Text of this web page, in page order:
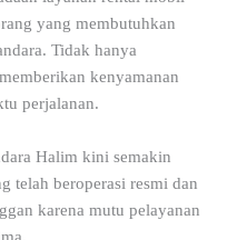
yang membutuhkan
Tidak hanya
kenyamanan
perjalanan.
Halim kini semakin
telah beroperasi resmi dan
karena mutu pelayanan